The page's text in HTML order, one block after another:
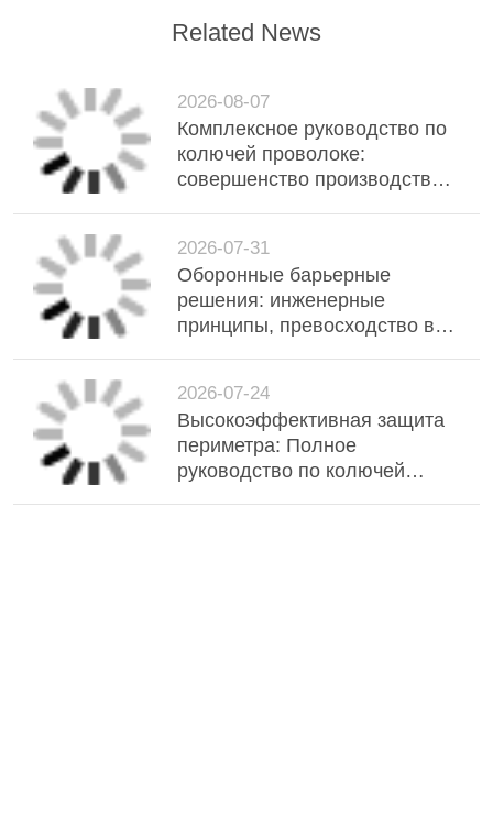
Related News
2026-08-07
Комплексное руководство по
колючей проволоке:
совершенство производства,
высокой безопасности
2026-07-31
Оборонные барьерные
решения: инженерные
принципы, превосходство в
2026-07-24
Высокоэффективная защита
периметра: Полное
руководство по колючей